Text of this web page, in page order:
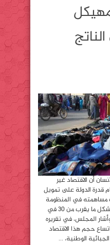
من الناتج
أن الاقتصاد غير
قدرة الدولة على تمويل
مساهمته في المنظومة
الجبائية الوطنية، إذ أنه لا يزال يشكل ما يقرب من 30 في
المجلس، في تقريره
استمرار اتساع حجم هذا الاقتصاد
الوطنية، ...